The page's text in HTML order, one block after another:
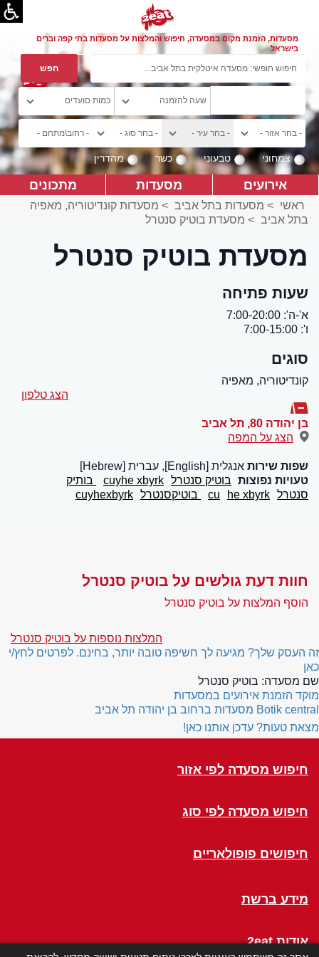
מסעדות, הזמנת מקום במסעדה, חיפוש והמלצות על מסעדות בתי קפה וברים
בישראל
צמחוני טבעוני כשר מהדרין
אירועים מסעדות מתכונים
ראשי > מסעדות בתל אביב > מסעדות קונדיטוריה, מאפיה
בתל אביב > מסעדת בוטיק סנטרל
מסעדת בוטיק סנטרל
שעות פתיחה
א'-ה': 7:00-20:00
ו': 7:00-15:00
סוגים
קונדיטוריה, מאפיה
הצג טלפון
בן יהודה 80 , תל אביב
הצג על המפה
שפות שירות אנגלית [English], עברית [Hebrew]
טעויות נפוצות בוטיק סנטרל cuyhe xbyrk
בותיק
סנטרל
cu he xbyrk בוטיקסנטרל cuyhexbyrk
חוות דעת גולשים על בוטיק סנטרל
הוסף המלצות על בוטיק סנטרל
המלצות נוספות על בוטיק סנטרל
זה העסק שלך? מגיעה לך חשיפה טובה יותר, בחינם. לפרטים לחץ/י
כאן
שם מסעדה: בוטיק סנטרל
מוקד הזמנת אירועים במסעדות
Botik central מסעדות ברחוב בן יהודה תל אביב
מצאת טעות? עדכן אותנו כאן!
חיפוש מסעדה לפי אזור
חיפוש מסעדה לפי סוג
חיפושים פופולאריים
מידע ברשת
אודות 2eat